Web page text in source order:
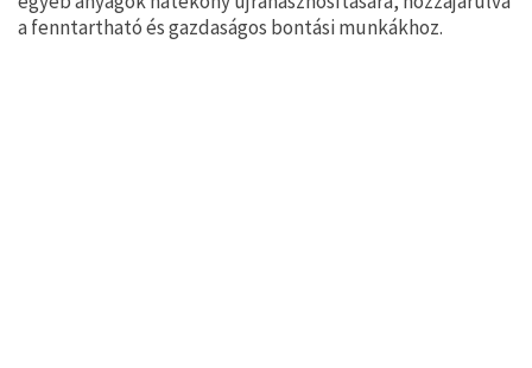
a fenntartható és gazdaságos bontási munkákhoz.